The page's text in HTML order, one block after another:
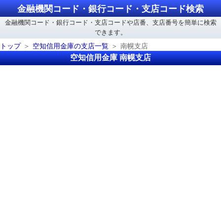
金融機関コード・銀行コード・支店コード検索
金融機関コード・銀行コード・支店コードや店番、支店番号を簡単に検索
できます。
トップ
空知信用金庫の支店一覧 南幌支店
空知信用金庫 南幌支店